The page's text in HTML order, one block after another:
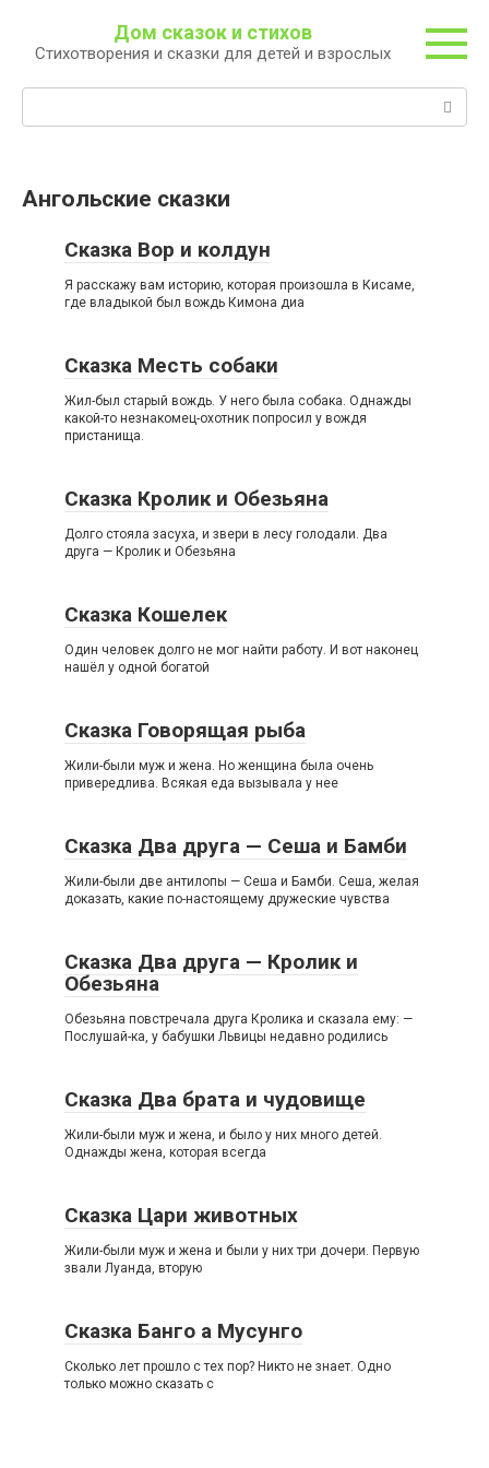
контенту
Дом сказок и стихов
Стихотворения и сказки для детей и взрослых
Ангольские сказки
Сказка Вор и колдун
Я расскажу вам историю, которая произошла в Кисаме,
где владыкой был вождь Кимона диа
Сказка Месть собаки
Жил-был старый вождь. У него была собака. Однажды
какой-то незнакомец-охотник попросил у вождя
пристанища.
Сказка Кролик и Обезьяна
Долго стояла засуха, и звери в лесу голодали. Два
друга — Кролик и Обезьяна
Сказка Кошелeк
Один человек долго не мог найти работу. И вот наконец
нашёл у одной богатой
Сказка Говорящая рыба
Жили-были муж и жена. Но женщина была очень
привередлива. Всякая еда вызывала у нее
Сказка Два друга — Сеша и Бамби
Жили-были две антилопы — Сеша и Бамби. Сеша, желая
доказать, какие по-настоящему дружеские чувства
Сказка Два друга — Кролик и
Обезьяна
Обезьяна повстречала друга Кролика и сказала ему: —
Послушай-ка, у бабушки Львицы недавно родились
Сказка Два брата и чудовище
Жили-были муж и жена, и было у них много детей.
Однажды жена, которая всегда
Сказка Цари животных
Жили-были муж и жена и были у них три дочери. Первую
звали Луанда, вторую
Сказка Банго а Мусунго
Сколько лет прошло с тех пор? Никто не знает. Одно
только можно сказать с